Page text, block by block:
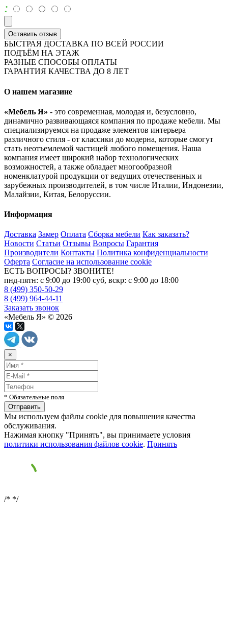
:
Оставить отзыв
БЫСТРАЯ ДОСТАВКА ПО ВСЕЙ РОССИИ
ПОДЪЁМ НА ЭТАЖ
РАЗНЫЕ СПОСОБЫ ОПЛАТЫ
ГАРАНТИЯ КАЧЕСТВА ДО 8 ЛЕТ
О нашем магазине
«Мебель Я» - это современная, молодая и, безусловно,
динамично развивающаяся компания по продаже мебели. Мы
специализируемся на продаже элементов интерьера
различного стиля - от классики до модерна, которые смогут
стать неотъемлемой частицей любого помещения. Наша
компания имеет широкий набор технологических
возможностей, а также обладает многообразной
номенклатурой продукции от ведущих отечественных и
зарубежных производителей, в том числе Италии, Индонезии,
Малайзии, Китая, Белоруссии.
Информация
Доставка Замер Оплата Сборка мебели Как заказать?
Новости Статьи Отзывы Вопросы Гарантия
Производители Контакты Политика конфиденциальности
Оферта Согласие на использование cookie
ЕСТЬ ВОПРОСЫ? ЗВОНИТЕ!
пнд-пятн: с 9:00 до 19:00 суб, вскр: с 9:00 до 18:00
8 (499) 350-50-29
8 (499) 964-44-11
Заказать звонок
«Мебель Я» © 2026
×
* Обязательные поля
Мы используем файлы cookie для повышения качества
обслуживания.
Нажимая кнопку "Принять", вы принимаете условия
политики использования файлов cookie. Принять
/* */